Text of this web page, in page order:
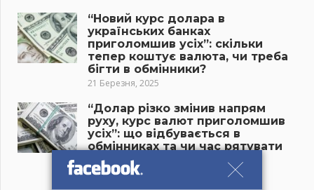
“Новий курс долара в
українських банках
приголомшив усіх”: скільки
тепер коштує валюта, чи треба
бігти в обмінники?
21 Березня, 2025
“Долар різко змінив напрям
руху, курс валют приголомшив
усіх”: що відбувається в
обмінниках та чи час рятувати
гроші?
21 Березня, 2025